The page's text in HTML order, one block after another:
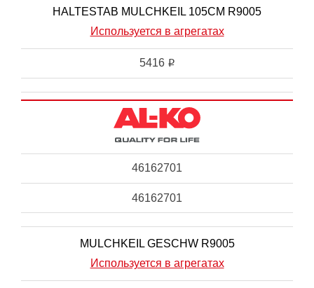
HALTESTAB MULCHKEIL 105CM R9005
Используется в агрегатах
5416 i
46162701
46162701
MULCHKEIL GESCHW R9005
Используется в агрегатах